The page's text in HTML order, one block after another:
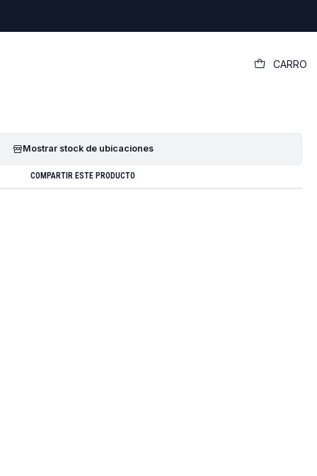
CARRO
Dell Chromebook 11 5190
Mostrar stock de ubicaciones
COMPARTIR ESTE PRODUCTO